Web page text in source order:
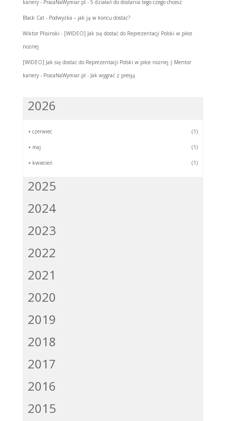
kariery - PracaNaWymiar.pl - 5 działań do dostania tego czego chcesz
Black Cat- Podwyżka – jak ją w końcu dostać?
Wiktor Plisinski - [WIDEO] Jak się dostać do Reprezentacji Polski w piłce
nożnej
[WIDEO] Jak się dostać do Reprezentacji Polski w piłce nożnej | Mentor
kariery - PracaNaWymiar.pl - Jak wygrać z presją
2026
+ czerwiec (1)
+ maj (1)
+ kwiecień (1)
2025
2024
2023
2022
2021
2020
2019
2018
2017
2016
2015